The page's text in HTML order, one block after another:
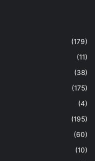
(179)
(11)
(38)
(175)
(4)
(195)
(60)
(10)